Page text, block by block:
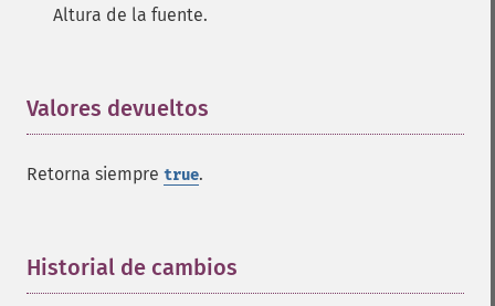
Altura de la fuente.
Valores devueltos
Retorna siempre true.
Historial de cambios